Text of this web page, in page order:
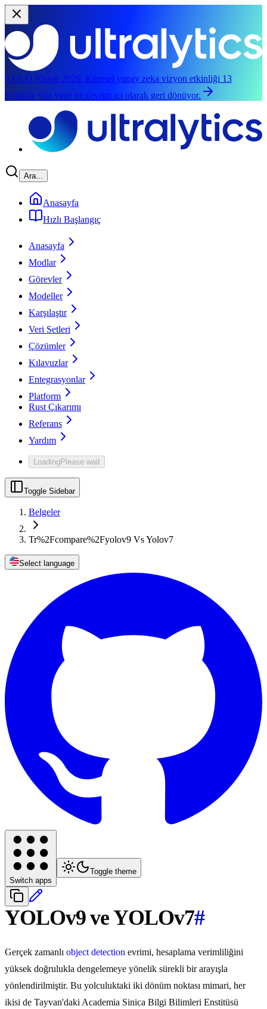
YOLO Vision 2026: Küresel yapay zeka vizyon etkinliği 13
Eylül'de yüz yüze ve çevrim içi olarak geri dönüyor.
Ara...
Anasayfa
Hızlı Başlangıç
Anasayfa
Modlar
Görevler
Modeller
Karşılaştır
Veri Setleri
Çözümler
Kılavuzlar
Entegrasyonlar
Platform
Rust Çıkarımı
Referans
Yardım
LoadingPlease wait
Toggle Sidebar
Belgeler
Tr%2Fcompare%2Fyolov9 Vs Yolov7
Select language
Switch apps
Toggle theme
YOLOv9 ve YOLOv7#
Gerçek zamanlı object detection evrimi, hesaplama verimliliğini
yüksek doğrulukla dengelemeye yönelik sürekli bir arayışla
yönlendirilmiştir. Bu yolculuktaki iki dönüm noktası mimari, her
ikisi de Tayvan'daki Academia Sinica Bilgi Bilimleri Enstitüsü